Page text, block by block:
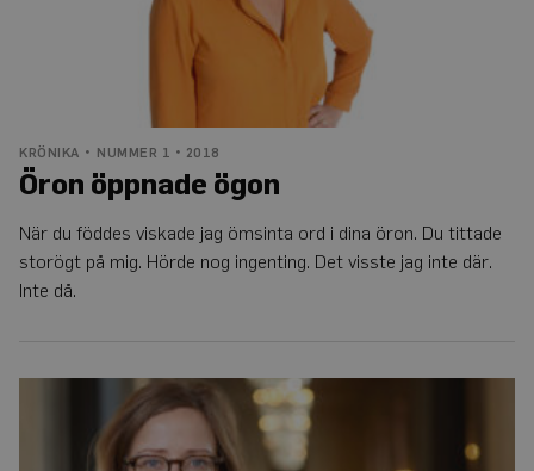
KRÖNIKA NUMMER 1 • 2018
Öron öppnade ögon
När du föddes viskade jag ömsinta ord i dina öron. Du tittade
storögt på mig. Hörde nog ingenting. Det visste jag inte där.
Inte då.
Hörapparater